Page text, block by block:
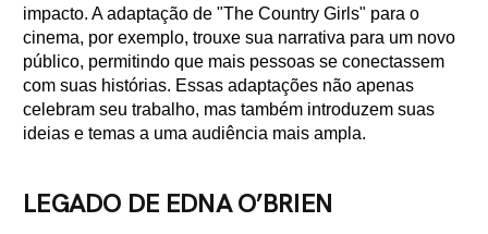
impacto. A adaptação de "The Country Girls" para o
cinema, por exemplo, trouxe sua narrativa para um novo
público, permitindo que mais pessoas se conectassem
com suas histórias. Essas adaptações não apenas
celebram seu trabalho, mas também introduzem suas
ideias e temas a uma audiência mais ampla.
LEGADO DE EDNA O’BRIEN